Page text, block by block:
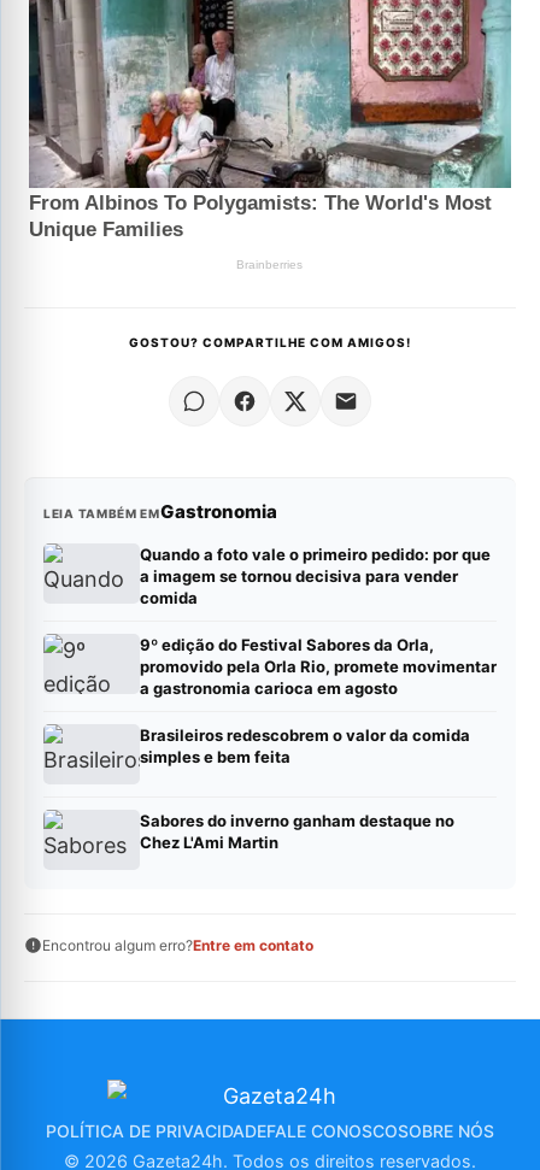
GOSTOU? COMPARTILHE COM AMIGOS!
LEIA TAMBÉM EMGastronomia
Quando a foto vale o primeiro pedido: por que
a imagem se tornou decisiva para vender
comida
9º edição do Festival Sabores da Orla,
promovido pela Orla Rio, promete movimentar
a gastronomia carioca em agosto
Brasileiros redescobrem o valor da comida
simples e bem feita
Sabores do inverno ganham destaque no
Chez L'Ami Martin
Encontrou algum erro?Entre em contato
POLÍTICA DE PRIVACIDADEFALE CONOSCOSOBRE NÓS
© 2026 Gazeta24h. Todos os direitos reservados.